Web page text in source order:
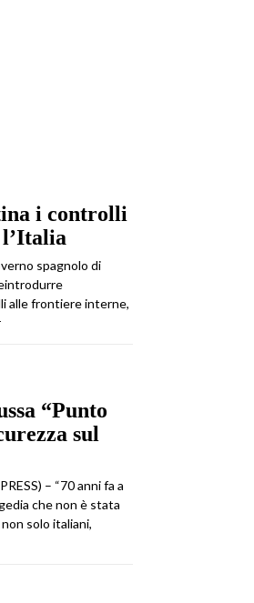
i controlli
spagnolo di
alle frontiere interne,
“Punto
sul
– “70 anni fa a
che non è stata
solo italiani,